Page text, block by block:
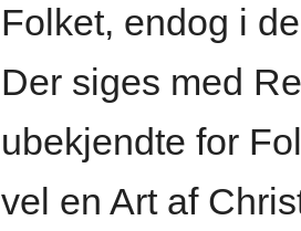
Folket, endog i
Der siges med
ubekjendte for
vel en Art af